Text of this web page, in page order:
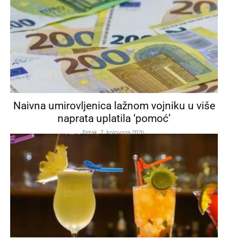
Naivna umirovljenica lažnom vojniku u više
naprata uplatila ‘pomoć’
Petak, 7. kolovoza 2026.